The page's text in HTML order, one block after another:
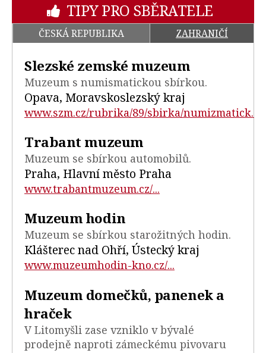
TIPY PRO SBĚRATELE
ČESKÁ REPUBLIKA ZAHRANIČÍ
Slezské zemské muzeum
Muzeum s numismatickou sbírkou.
Opava, Moravskoslezský kraj
www.szm.cz/rubrika/89/sbirka/numizmatick...
Trabant muzeum
Muzeum se sbírkou automobilů.
Praha, Hlavní město Praha
www.trabantmuzeum.cz/...
Muzeum hodin
Muzeum se sbírkou starožitných hodin.
Klášterec nad Ohří, Ústecký kraj
www.muzeumhodin-kno.cz/...
Muzeum domečků, panenek a
hraček
V Litomyšli zase vzniklo v bývalé
prodejně naproti zámeckému pivovaru